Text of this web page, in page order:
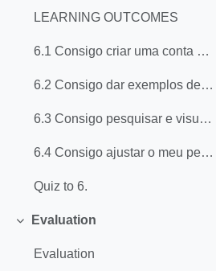
LEARNING OUTCOMES
6.1 Consigo criar uma conta online e perfil pessoal relacionado e entrar e sair dela com segurança (incluindo alterar e proteger senhas para evitar roubo de identidade). Posso excluir minha conta se quiser sair.
6.2 Consigo dar exemplos de marcas que deixo online voluntariamente ao usar diferentes aplicações de comunicação e identificar aqueles que podem prejudicar a minha reputação
6.3 Consigo pesquisar e visualizar informações sobre mim e outras pessoas online
6.4 Consigo ajustar o meu perfil online em função do potencial público (formal-informal, profissional, oficial, temático, etc.)
Quiz to 6.
Collapse
Evaluation
Evaluation